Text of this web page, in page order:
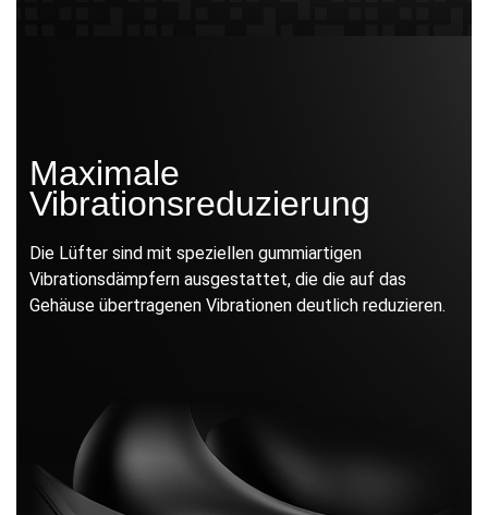
Maximale
Vibrationsreduzierung
Die Lüfter sind mit speziellen gummiartigen
Vibrationsdämpfern ausgestattet, die die auf das
Gehäuse übertragenen Vibrationen deutlich reduzieren.